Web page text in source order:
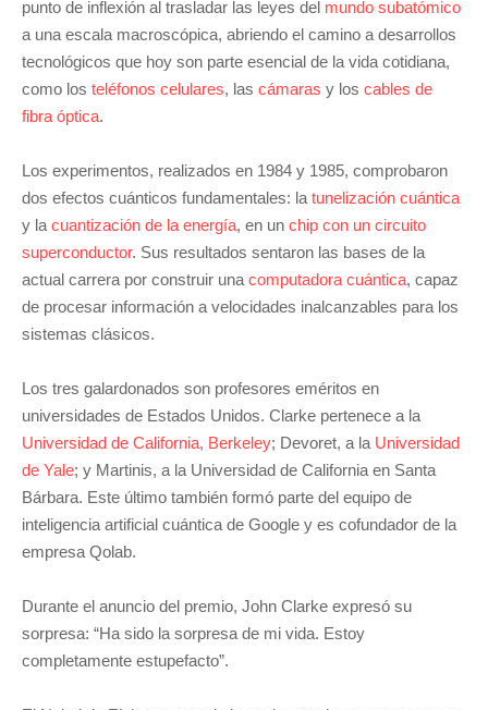
punto de inflexión al trasladar las leyes del mundo subatómico
a una escala macroscópica, abriendo el camino a desarrollos
tecnológicos que hoy son parte esencial de la vida cotidiana,
como los teléfonos celulares, las cámaras y los cables de
fibra óptica.
Los experimentos, realizados en 1984 y 1985, comprobaron
dos efectos cuánticos fundamentales: la tunelización cuántica
y la cuantización de la energía, en un chip con un circuito
superconductor. Sus resultados sentaron las bases de la
actual carrera por construir una computadora cuántica, capaz
de procesar información a velocidades inalcanzables para los
sistemas clásicos.
Los tres galardonados son profesores eméritos en
universidades de Estados Unidos. Clarke pertenece a la
Universidad de California, Berkeley; Devoret, a la Universidad
de Yale; y Martinis, a la Universidad de California en Santa
Bárbara. Este último también formó parte del equipo de
inteligencia artificial cuántica de Google y es cofundador de la
empresa Qolab.
Durante el anuncio del premio, John Clarke expresó su
sorpresa: “Ha sido la sorpresa de mi vida. Estoy
completamente estupefacto”.